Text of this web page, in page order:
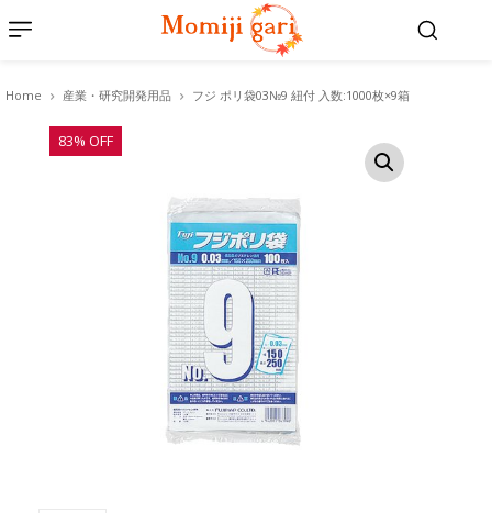
Home 産業・研究開発用品 フジ ポリ袋03№9 紐付 入数:1000枚×9箱
83% OFF